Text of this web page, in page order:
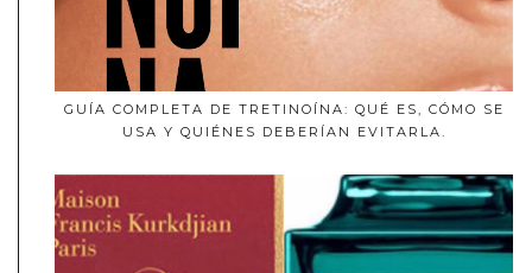
GUÍA COMPLETA DE TRETINOÍNA: QUÉ ES, CÓMO SE
USA Y QUIÉNES DEBERÍAN EVITARLA.